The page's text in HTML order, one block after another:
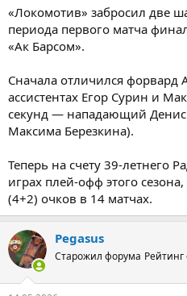
«Локомотив» забросил две
периода первого матча
«Ак Барсом».
Сначала отличился форвард
ассистентах Егор Сурин и
секунд — нападающий Денис
Максима Березкина).
Теперь на счету 39-летнего
играх плей-офф этого
(4+2) очков в 14 матчах.
Pegasus
Старожил форума Рейтинг